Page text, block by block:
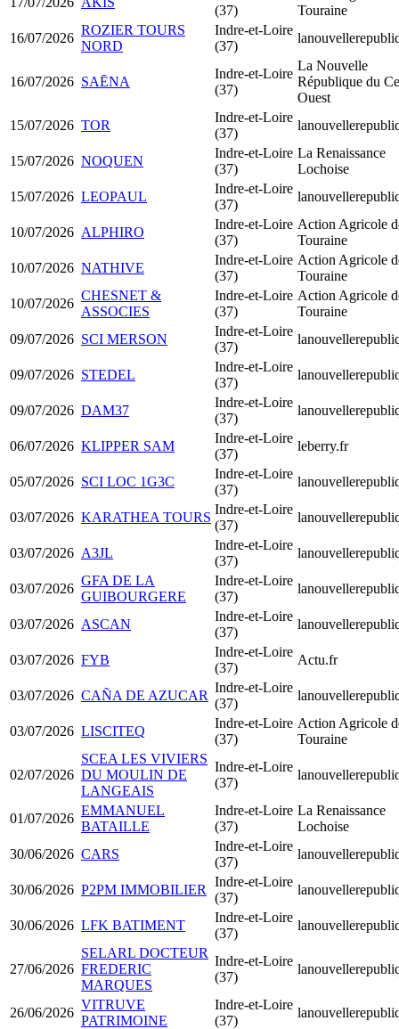
(37)
Touraine
16/07/2026
ROZIER TOURS
NORD
Indre-et-Loire
(37)
16/07/2026 SAĒNA
Indre-et-Loire
(37)
La Nouvelle
République du
Ouest
15/07/2026 TOR
Indre-et-Loire
(37)
15/07/2026 NOQUEN
Indre-et-Loire
(37)
La Renaissance
Lochoise
15/07/2026 LEOPAUL
Indre-et-Loire
(37)
10/07/2026 ALPHIRO
Indre-et-Loire
(37)
Action Agricole
Touraine
10/07/2026 NATHIVE
Indre-et-Loire
(37)
Action Agricole
Touraine
10/07/2026
CHESNET &
ASSOCIES
Indre-et-Loire
(37)
Action Agricole
Touraine
09/07/2026 SCI MERSON
Indre-et-Loire
(37)
09/07/2026 STEDEL
Indre-et-Loire
(37)
09/07/2026 DAM37
Indre-et-Loire
(37)
06/07/2026 KLIPPER SAM
Indre-et-Loire
(37)
leberry.fr
05/07/2026 SCI LOC 1G3C
Indre-et-Loire
(37)
03/07/2026 KARATHEA TOURS
Indre-et-Loire
(37)
03/07/2026 A3JL
Indre-et-Loire
(37)
03/07/2026
GFA DE LA
GUIBOURGERE
Indre-et-Loire
(37)
03/07/2026 ASCAN
Indre-et-Loire
(37)
03/07/2026 FYB
Indre-et-Loire
(37)
Actu.fr
03/07/2026 CAÑA DE AZUCAR
Indre-et-Loire
(37)
03/07/2026 LISCITEQ
Indre-et-Loire
(37)
Action Agricole
Touraine
02/07/2026
SCEA LES VIVIERS
DU MOULIN DE
LANGEAIS
Indre-et-Loire
(37)
01/07/2026
EMMANUEL
BATAILLE
Indre-et-Loire
(37)
La Renaissance
Lochoise
30/06/2026 CARS
Indre-et-Loire
(37)
30/06/2026 P2PM IMMOBILIER
Indre-et-Loire
(37)
30/06/2026 LFK BATIMENT
Indre-et-Loire
(37)
27/06/2026
SELARL DOCTEUR
FREDERIC
MARQUES
Indre-et-Loire
(37)
26/06/2026
VITRUVE
PATRIMOINE
Indre-et-Loire
(37)